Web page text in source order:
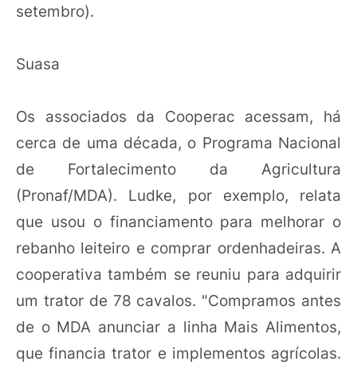
setembro).
Suasa
Os associados da Cooperac acessam, há
cerca de uma década, o Programa Nacional
de Fortalecimento da Agricultura
(Pronaf/MDA). Ludke, por exemplo, relata
que usou o financiamento para melhorar o
rebanho leiteiro e comprar ordenhadeiras. A
cooperativa também se reuniu para adquirir
um trator de 78 cavalos. "Compramos antes
de o MDA anunciar a linha Mais Alimentos,
que financia trator e implementos agrícolas.